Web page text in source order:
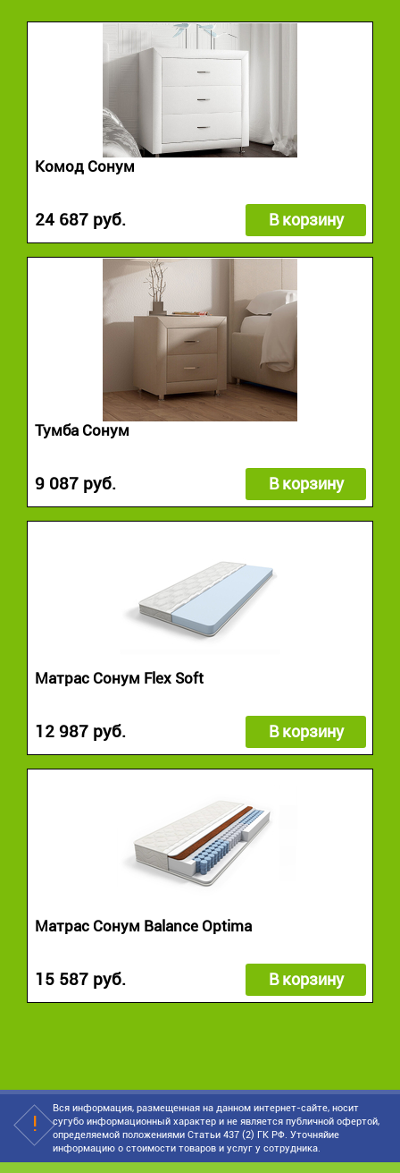
Комод Сонум
24 687 руб. В корзину
Тумба Сонум
9 087 руб. В корзину
Матрас Сонум Flex Soft
12 987 руб. В корзину
Матрас Сонум Balance Optima
15 587 руб. В корзину
Вся информация, размещенная на данном интернет-сайте, носит
сугубо информационный характер и не является публичной офертой,
определяемой положениями Статьи 437 (2) ГК РФ. Уточняйие
информацию о стоимости товаров и услуг у сотрудника.